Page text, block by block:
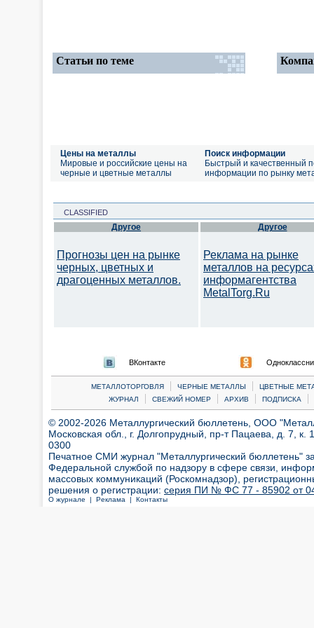
Статьи по теме
Цены на металлы
Мировые и российские цены на
черные и цветные металлы
Поиск информации
Быстрый и качественный
информации по рынку
CLASSIFIED
Другое
Прогнозы цен на рынке
черных, цветных и
драгоценных металлов.
Другое
Реклама на рынке
металлов на
информагентства
MetalTorg.Ru
ВКонтакте
МЕТАЛЛОТОРГОВЛЯ | ЧЕРНЫЕ МЕТАЛЛЫ |
ЦВЕТНЫЕ
ЖУРНАЛ
| СВЕЖИЙ НОМЕР | АРХИВ | ПОДПИСКА |
© 2002-2026 Металлургический бюллетень, ООО
Московская обл., г. Долгопрудный, пр-т Пацаева, д. 7,
0300
Печатное СМИ журнал "Металлургический бюллетень"
Федеральной службой по надзору в сфере связи,
массовых коммуникаций (Роскомнадзор),
решения о регистрации: серия ПИ № ФС 77 - 85902 от 04
О журнале | Реклама | Контакты